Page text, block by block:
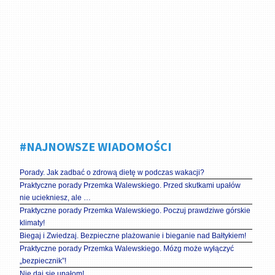
#NAJNOWSZE WIADOMOŚCI
Porady. Jak zadbać o zdrową dietę w podczas wakacji?
Praktyczne porady Przemka Walewskiego. Przed skutkami upałów
nie uciekniesz, ale …
Praktyczne porady Przemka Walewskiego. Poczuj prawdziwe górskie
klimaty!
Biegaj i Zwiedzaj. Bezpieczne plażowanie i bieganie nad Bałtykiem!
Praktyczne porady Przemka Walewskiego. Mózg może wyłączyć
„bezpiecznik”!